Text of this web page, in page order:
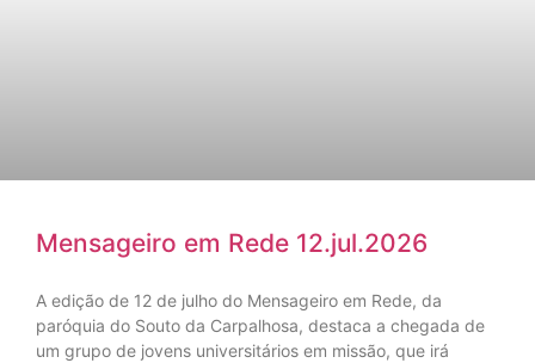
Mensageiro em Rede 12.jul.2026
A edição de 12 de julho do Mensageiro em Rede, da
paróquia do Souto da Carpalhosa, destaca a chegada de
um grupo de jovens universitários em missão, que irá